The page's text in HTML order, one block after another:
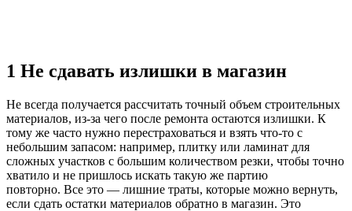
1 Не сдавать излишки в магазин
Не всегда получается рассчитать точный объем строительных
материалов, из-за чего после ремонта остаются излишки. К
тому же часто нужно перестраховаться и взять что-то с
небольшим запасом: например, плитку или ламинат для
сложных участков с большим количеством резки, чтобы точно
хватило и не пришлось искать такую же партию
повторно. Все это — лишние траты, которые можно вернуть,
если сдать остатки материалов обратно в магазин. Это